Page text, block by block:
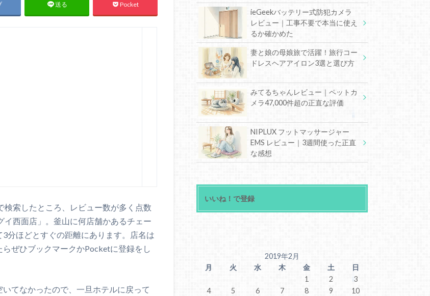
送る Pocket
索したところ、レビュー数が多く点数
イ西面店」。釜山に何店舗かあるチェー
分ほどとすぐの距離にあります。店名は
ぜひブックマークかPocketに登録をし
てなかったので、一旦ホテルに戻って
ieGeekバッテリー式防犯カメラ
レビュー｜工事不要で本当に使え
るか確かめた
妻と娘の母娘旅で活躍！旅行コー
ドレスヘアアイロン3選と選び方
みてるちゃんレビュー｜ペットカ
メラ47,000件超の正直な評価
NIPLUX フットマッサージャー
EMS レビュー｜3週間使った正直
な感想
いいね！で登録
2019年2月
月
火 水 木 金 土
日
1
2
3
4
5 6 7 8 9
10